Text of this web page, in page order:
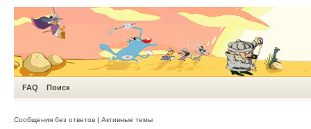
FAQ Поиск
Сообщения без ответов | Активные темы